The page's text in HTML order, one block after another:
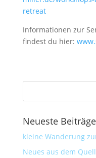
retreat
Informationen zur
findest du hier:
Neueste Beiträge
kleine Wanderung
Neues aus dem